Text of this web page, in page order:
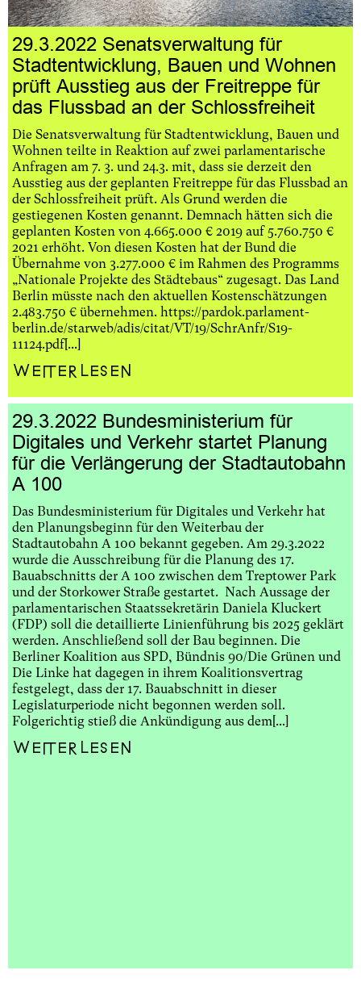
29.3.2022 Senatsverwaltung für
Stadtentwicklung, Bauen und Wohnen
prüft Ausstieg aus der Freitreppe für
das Flussbad an der Schlossfreiheit
Die Senatsverwaltung für Stadtentwicklung, Bauen und
Wohnen teilte in Reaktion auf zwei parlamentarische
Anfragen am 7. 3. und 24.3. mit, dass sie derzeit den
Ausstieg aus der geplanten Freitreppe für das Flussbad an
der Schlossfreiheit prüft. Als Grund werden die
gestiegenen Kosten genannt. Demnach hätten sich die
geplanten Kosten von 4.665.000 € 2019 auf 5.760.750 €
2021 erhöht. Von diesen Kosten hat der Bund die
Übernahme von 3.277.000 € im Rahmen des Programms
„Nationale Projekte des Städtebaus“ zugesagt. Das Land
Berlin müsste nach den aktuellen Kostenschätzungen
2.483.750 € übernehmen. https://pardok.parlament-
berlin.de/starweb/adis/citat/VT/19/SchrAnfr/S19-
11124.pdf[...]
Weiterlesen
29.3.2022 Bundesministerium für
Digitales und Verkehr startet Planung
für die Verlängerung der Stadtautobahn
A 100
Das Bundesministerium für Digitales und Verkehr hat
den Planungsbeginn für den Weiterbau der
Stadtautobahn A 100 bekannt gegeben. Am 29.3.2022
wurde die Ausschreibung für die Planung des 17.
Bauabschnitts der A 100 zwischen dem Treptower Park
und der Storkower Straße gestartet. Nach Aussage der
parlamentarischen Staatssekretärin Daniela Kluckert
(FDP) soll die detaillierte Linienführung bis 2025 geklärt
werden. Anschließend soll der Bau beginnen. Die
Berliner Koalition aus SPD, Bündnis 90/Die Grünen und
Die Linke hat dagegen in ihrem Koalitionsvertrag
festgelegt, dass der 17. Bauabschnitt in dieser
Legislaturperiode nicht begonnen werden soll.
Folgerichtig stieß die Ankündigung aus dem[...]
Weiterlesen